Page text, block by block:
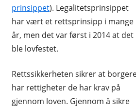
prinsippet). Legalitetsprinsippet
har vært et rettsprinsipp i mange
år, men det var først i 2014 at det
ble lovfestet.
Rettssikkerheten sikrer at
har rettigheter de har krav på
gjennom loven. Gjennom å sikre